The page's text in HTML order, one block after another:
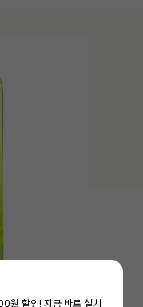
로구매
원 할인! 지금 바로 설치